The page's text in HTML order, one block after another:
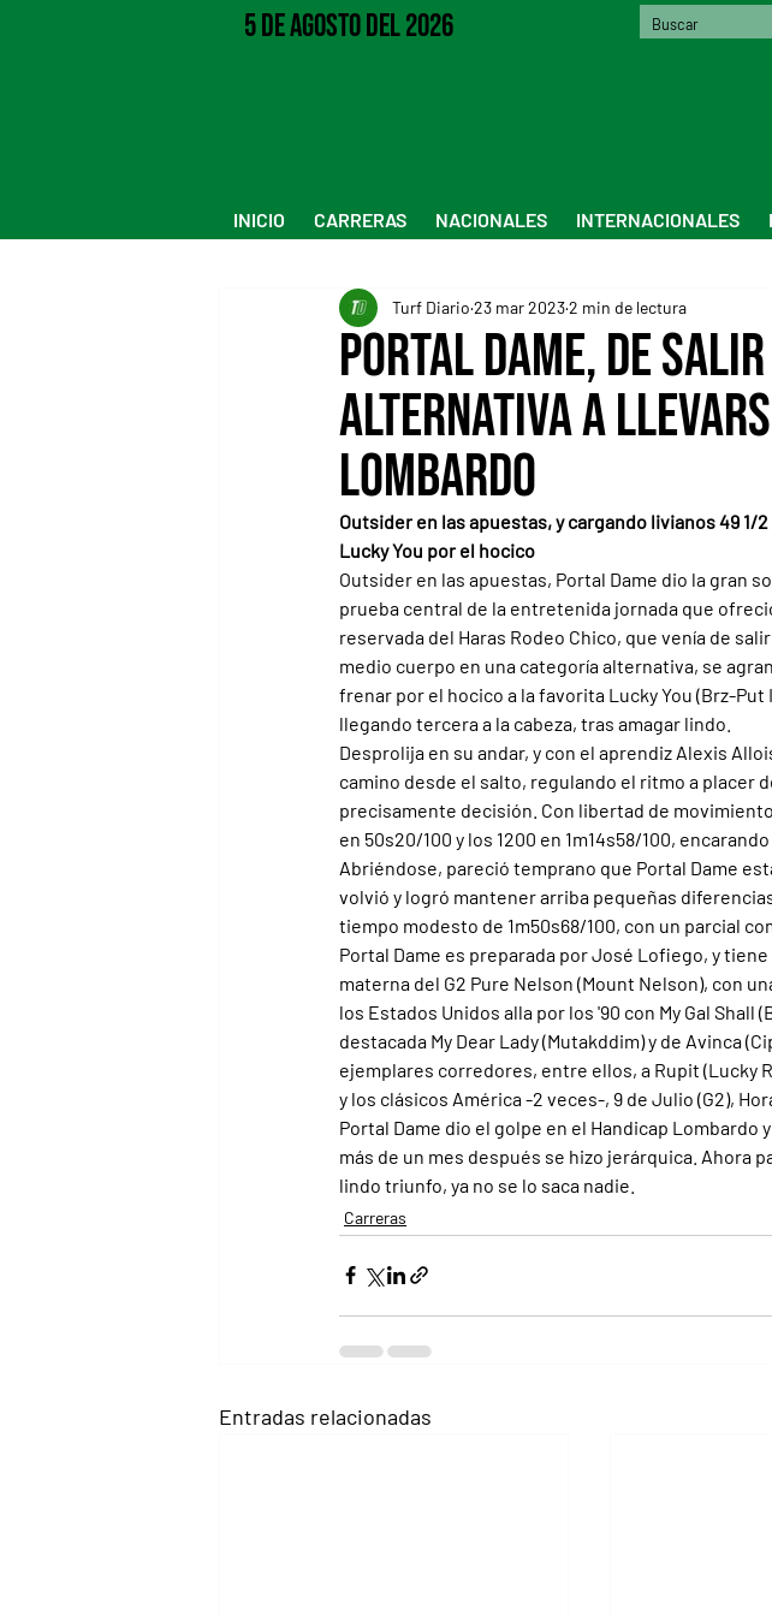
5 de Agosto del 2026
INICIO CARRERAS NACIONALES INTERNACIONALES
Portal Dame, de
alternativa a
Lombardo
Turf Diario 23 mar 20232 min de lectura
Outsider en las apuestas, y cargando livianos 49
Lucky You por el hocico
Outsider en las apuestas, Portal Dame dio la gran
prueba central de la entretenida jornada que
reservada del Haras Rodeo Chico, que venía de
medio cuerpo en una categoría alternativa, se
frenar por el hocico a la favorita Lucky You (Brz-Put
llegando tercera a la cabeza, tras amagar lindo.
Desprolija en su andar, y con el aprendiz Alexis
camino desde el salto, regulando el ritmo a placer
precisamente decisión. Con libertad de
en 50s20/100 y los 1200 en 1m14s58/100,
Abriéndose, pareció temprano que Portal Dame
volvió y logró mantener arriba pequeñas
tiempo modesto de 1m50s68/100, con un parcial
Portal Dame es preparada por José Lofiego, y
materna del G2 Pure Nelson (Mount Nelson), con
los Estados Unidos alla por los '90 con My Gal
destacada My Dear Lady (Mutakddim) y de Avinca
ejemplares corredores, entre ellos, a Rupit (Lucky
y los clásicos América -2 veces-, 9 de Julio (G2),
Portal Dame dio el golpe en el Handicap
más de un mes después se hizo jerárquica. Ahora
lindo triunfo, ya no se lo saca nadie.
Carreras
Entradas relacionadas